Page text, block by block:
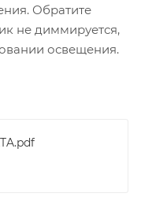
Обратите
не диммируется,
освещения.